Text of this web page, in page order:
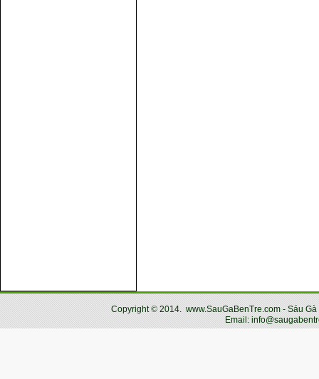
Copyright© 2014. www.SauGaBenTre.com - Sáu
Email: